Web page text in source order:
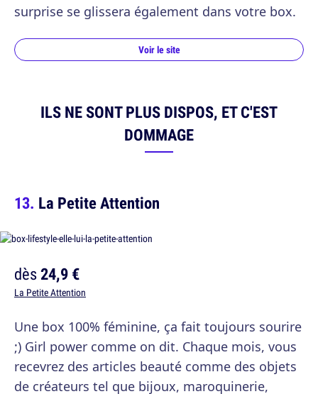
surprise se glissera également dans votre box.
Voir le site
ILS NE SONT PLUS DISPOS, ET C'EST
DOMMAGE
La Petite Attention
dès24,9 €
La Petite Attention
Une box 100% féminine, ça fait toujours sourire
;) Girl power comme on dit. Chaque mois, vous
recevrez des articles beauté comme des objets
de créateurs tel que bijoux, maroquinerie,